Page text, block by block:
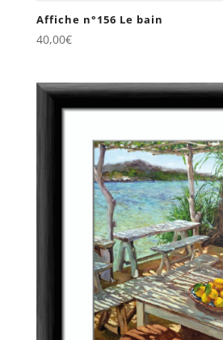
Affiche n°156 Le bain
40,00€